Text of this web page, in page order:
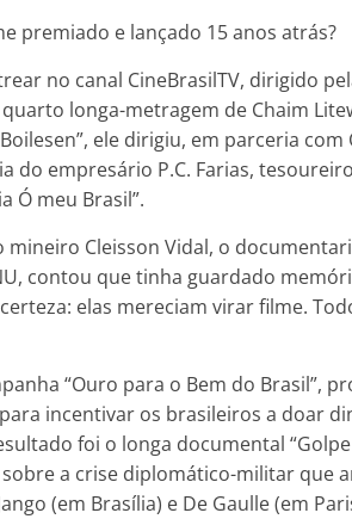
premiado e lançado 15 anos atrás?
no canal CineBrasilTV, dirigido
quarto longa-metragem de Chaim
ele dirigiu, em parceria com
do empresário P.C. Farias,
Ó meu Brasil”.
mineiro Cleisson Vidal, o
contou que tinha guardado
elas mereciam virar filme.
“Ouro para o Bem do Brasil”,
incentivar os brasileiros a doar
foi o longa documental “Golpe
a crise diplomático-militar que
(em Brasília) e De Gaulle (em